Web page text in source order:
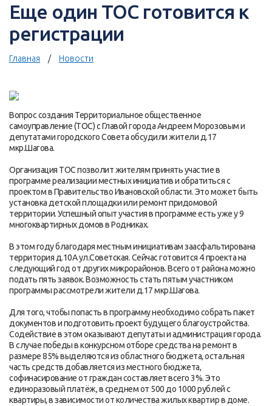
Еще один ТОС готовится к
регистрации
Главная Новости
Вопрос создания Территориальное общественное
самоуправление (ТОС) с Главой города Андреем Морозовым и
депутатами городского Совета обсудили жители д.17
мкр.Шагова.
Организация ТОС позволит жителям принять участие в
программе реализации местных инициатив и обратиться с
проектом в Правительство Ивановской области.​ Это может быть
установка детской площадки или ремонт придомовой
территории. Успешный опыт участия в программе есть уже у 9
многоквартирных домов в Родниках.
В этом году благодаря местным инициативам заасфальтирована
территория д.10А ул.Советская. Сейчас готовится 4 проекта на
следующий год от других микрорайонов. Всего от района можно
подать пять заявок. Возможность стать пятым участником
программы рассмотрели жители д.17 мкр.Шагова.
Для того, чтобы попасть в программу необходимо собрать пакет
документов и подготовить проект будущего благоустройства.
Содействие в этом оказывают депутаты и администрация города.
В случае победы в конкурсном отборе средства на ремонт в
размере 85% выделяются из областного бюджета, остальная
часть средств добавляется из местного бюджета,
софинасирование от граждан составляет всего 3%. Это
единоразовый платёж, в среднем от 500 до 1000 рублей с
квартиры, в зависимости от количества жилых квартир в доме.